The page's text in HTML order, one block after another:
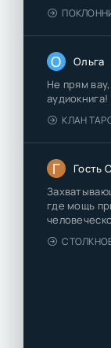
О Ольга
Не прям
аудиокнига!
КЛАН ТАРСКОГО.
Г
где мощь
сплетаются
и
СТОЛКНОВЕНИЕ